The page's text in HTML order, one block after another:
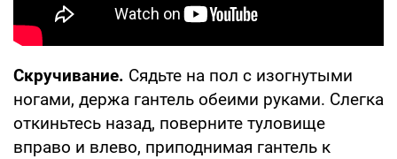
Скручивание. Сядьте на пол с изогнутыми
ногами, держа гантель обеими руками. Слегка
откиньтесь назад, поверните туловище
вправо и влево, приподнимая гантель к